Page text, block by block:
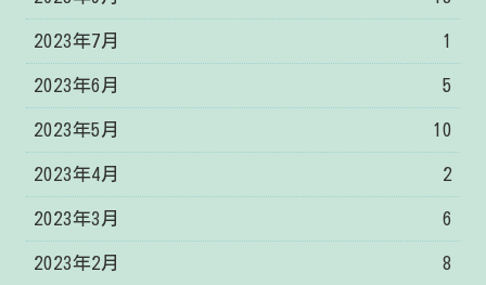
2023年7月 1
2023年6月 5
2023年5月 10
2023年4月 2
2023年3月 6
2023年2月 8